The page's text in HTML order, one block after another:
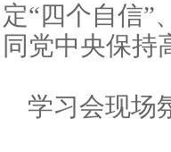
定“四个自信”
同党中央保持
学习会现场